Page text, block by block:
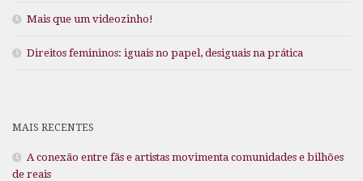
Mais que um videozinho!
Direitos femininos: iguais no papel, desiguais na prática
MAIS RECENTES
A conexão entre fãs e artistas movimenta comunidades e bilhões
de reais